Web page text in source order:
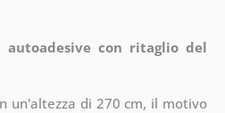
con ritaglio del
un'altezza di 270 cm, il motivo